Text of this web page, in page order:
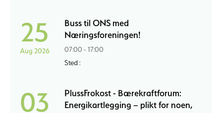
25
Aug 2026
Buss til ONS med
Næringsforeningen!
07:00 - 17:00
Sted :
03
PlussFrokost - Bærekraftforum:
Energikartlegging – plikt for noen,